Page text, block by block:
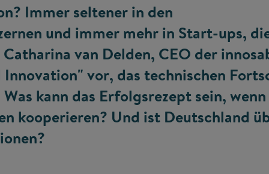
Immer seltener in den
und immer mehr in Start-ups,
van Delden, CEO der
vor, das technischen
kann das Erfolgsrezept sein,
kooperieren? Und ist Deutschland